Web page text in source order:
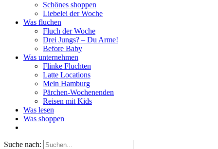
Schönes shoppen
Liebelei der Woche
Was fluchen
Fluch der Woche
Drei Jungs? – Du Arme!
Before Baby
Was unternehmen
Flinke Fluchten
Latte Locations
Mein Hamburg
Pärchen-Wochenenden
Reisen mit Kids
Was lesen
Was shoppen
Suche nach: